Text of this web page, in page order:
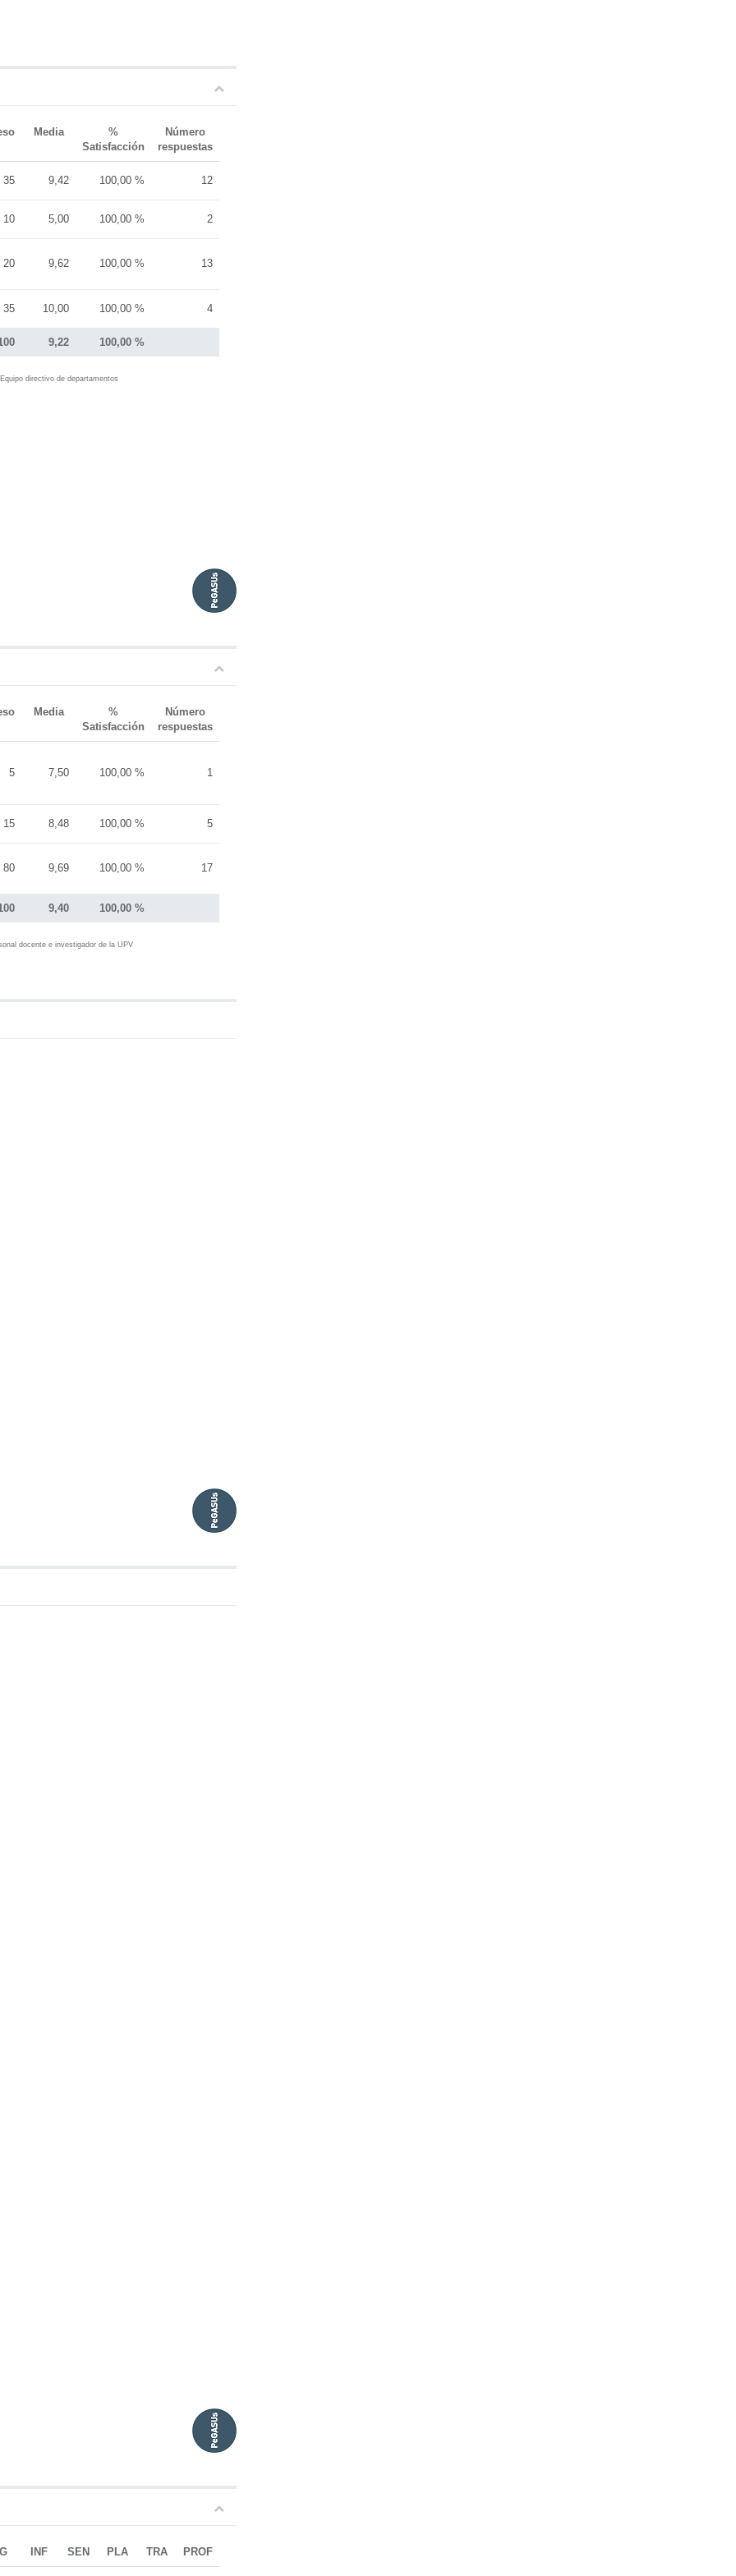
Media
%
Satisfacción
Número
respuestas
9,22 100,00 %
35 9,42 100,00 % 12
10 5,00 100,00 % 2
20 9,62 100,00 % 13
35 10,00 100,00 % 4
Equipo directivo de departamentos
Media
%
Satisfacción
Número
respuestas
9,40 100,00 %
5 7,50 100,00 % 1
15 8,48 100,00 % 5
80 9,69 100,00 % 17
docente e investigador de la UPV
INF SEN PLA TRA PROF